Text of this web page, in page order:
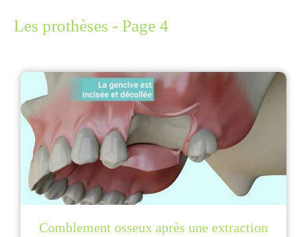
Les prothèses - Page 4
Comblement osseux après une extraction